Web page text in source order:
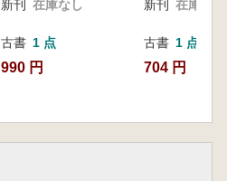
新刊 在庫なし
古書 1 点
990 円
新刊 在庫なし
古書 1 点
704 円